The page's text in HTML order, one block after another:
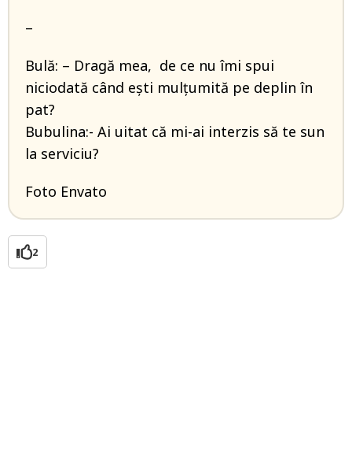
–
Bulă: – Dragă mea, de ce nu îmi spui
niciodată când ești mulțumită pe deplin în
pat?
Bubulina:- Ai uitat că mi-ai interzis să te sun
la serviciu?
Foto Envato
2